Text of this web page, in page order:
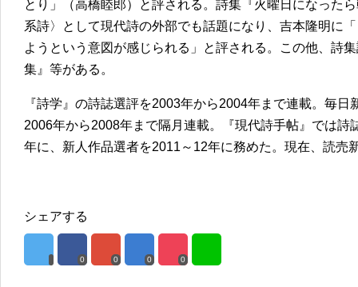
とり」（高橋睦郎）と評される。詩集『火曜日になった
系詩〉として現代詩の外部でも話題になり、吉本隆明に
ようという意図が感じられる」と評される。この他、詩
集』等がある。
『詩学』の詩誌選評を2003年から2004年まで連載。毎
2006年から2008年まで隔月連載。『現代詩手帖』では詩
年に、新人作品選者を2011～12年に務めた。現在、読売
シェアする
0 0 0 0